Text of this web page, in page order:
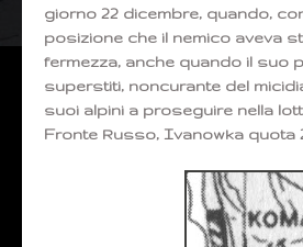
giorno 22 dicembre, quando,
posizione che il nemico aveva
fermezza, anche quando il suo
superstiti, noncurante del
suoi alpini a proseguire nella
Fronte Russo, Ivanowka quota